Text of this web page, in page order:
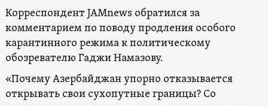
Корреспондент JAMnews обратился за
комментарием по поводу продления особого
карантинного режима к политическому
обозревателю Гаджи Намазову.
«Почему Азербайджан упорно отказывается
открывать свои сухопутные границы? Со